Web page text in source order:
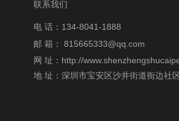
联系我们
电 话：134-8041-1888
邮 箱： 815665333@qq.com
网 址：http://
地 址：深圳市宝安区沙井街道衙边社